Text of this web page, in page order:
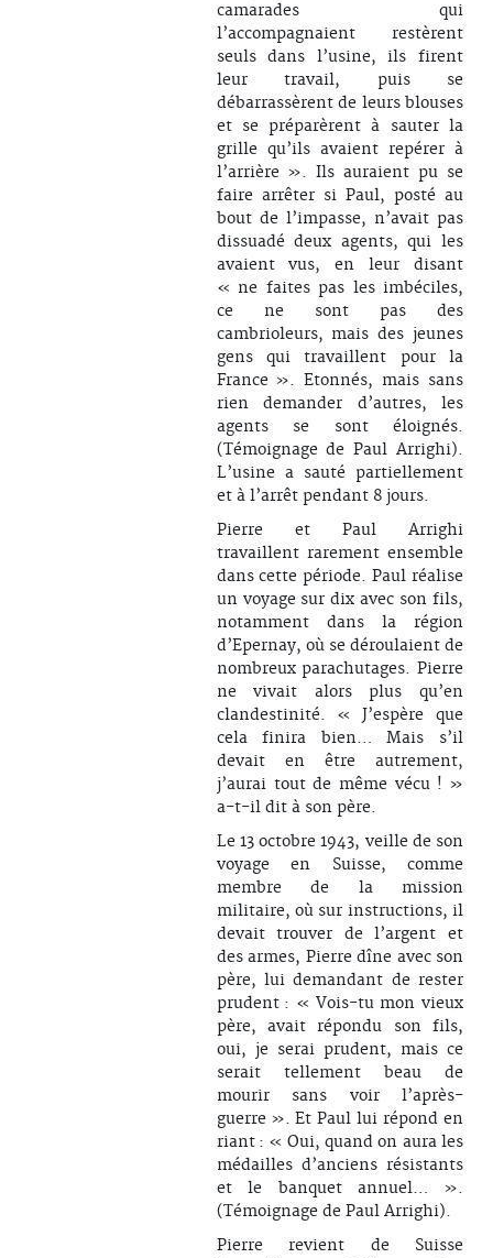
camarades qui
l’accompagnaient restèrent
seuls dans l’usine, ils firent
leur travail, puis se
débarrassèrent de leurs blouses
et se préparèrent à sauter la
grille qu’ils avaient repérer à
l’arrière ». Ils auraient pu se
faire arrêter si Paul, posté au
bout de l’impasse, n’avait pas
dissuadé deux agents, qui les
avaient vus, en leur disant
« ne faites pas les imbéciles,
ce ne sont pas des
cambrioleurs, mais des jeunes
gens qui travaillent pour la
France ». Etonnés, mais sans
rien demander d’autres, les
agents se sont éloignés.
(Témoignage de Paul Arrighi).
L’usine a sauté partiellement
et à l’arrêt pendant 8 jours.
Pierre et Paul Arrighi
travaillent rarement ensemble
dans cette période. Paul réalise
un voyage sur dix avec son fils,
notamment dans la région
d’Epernay, où se déroulaient de
nombreux parachutages. Pierre
ne vivait alors plus qu’en
clandestinité. « J’espère que
cela finira bien… Mais s’il
devait en être autrement,
j’aurai tout de même vécu ! »
a-t-il dit à son père.
Le 13 octobre 1943, veille de son
voyage en Suisse, comme
membre de la mission
militaire, où sur instructions, il
devait trouver de l’argent et
des armes, Pierre dîne avec son
père, lui demandant de rester
prudent : « Vois-tu mon vieux
père, avait répondu son fils,
oui, je serai prudent, mais ce
serait tellement beau de
mourir sans voir l’après-
guerre ». Et Paul lui répond en
riant : « Oui, quand on aura les
médailles d’anciens résistants
et le banquet annuel… ».
(Témoignage de Paul Arrighi).
Pierre revient de Suisse